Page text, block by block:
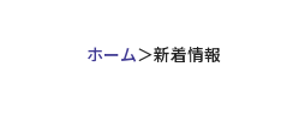
ホーム 新着情報